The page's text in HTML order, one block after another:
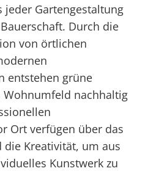
jeder Gartengestaltung
Durch die
von örtlichen
entstehen grüne
Wohnumfeld nachhaltig
Ort verfügen über das
Kreativität, um aus
Kunstwerk zu